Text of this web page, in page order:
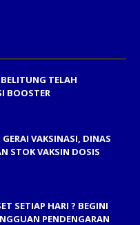
TELAH
BOOSTER
VAKSINASI, DINAS
STOK VAKSIN DOSIS
SETIAP HARI ? BEGINI
PENDENGARAN